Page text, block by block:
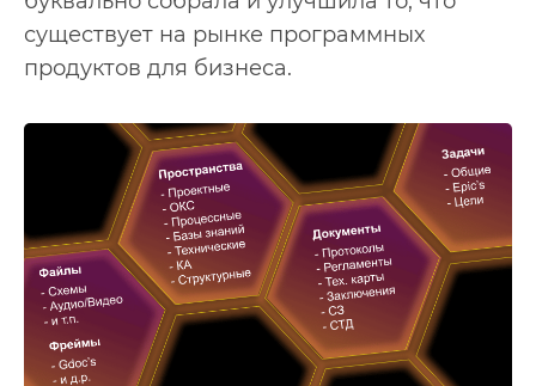
существует на рынке программных
продуктов для бизнеса.